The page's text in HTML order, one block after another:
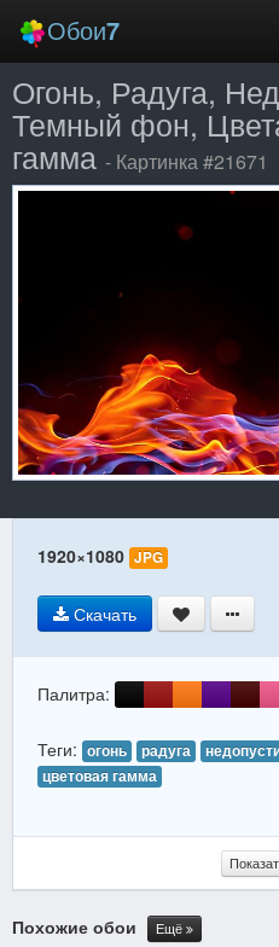
Обои7
Новые
Лучшие
Случайные
Вход
Огонь, Радуга,
Темный фон,
гамма - Картинка #21671
1920×1080 JPG
Скачать
Палитра:
Теги: огонь радуга
цветовая гамма
Похожие обои Ещё